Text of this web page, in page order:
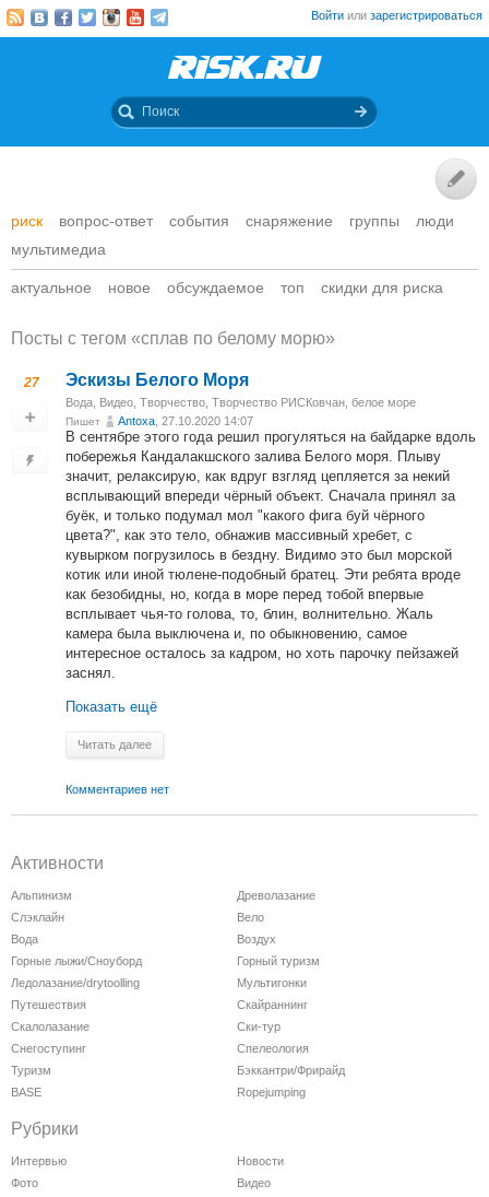
Войти или зарегистрироваться
риск вопрос-ответ события снаряжение группы
люди
мультимедиа
актуальное новое обсуждаемое топ скидки для риска
Посты c тегом «сплав по белому морю»
27 Эскизы Белого Моря
Вода Видео Творчество Творчество РИСКовчан белое море
Пишет Antoxa , 27.10.2020 14:07
В сентябре этого года решил прогуляться на байдарке вдоль
побережья Кандалакшского залива Белого моря. Плыву
значит, релаксирую, как вдруг взгляд цепляется за некий
всплывающий впереди чёрный объект. Сначала принял за
буёк, и только подумал мол "какого фига буй чёрного
цвета?", как это тело, обнажив массивный хребет, с
кувырком погрузилось в бездну. Видимо это был морской
котик или иной тюлене-подобный братец. Эти ребята вроде
как безобидны, но, когда в море перед тобой впервые
всплывает чья-то голова, то, блин, волнительно. Жаль
камера была выключена и, по обыкновению, самое
интересное осталось за кадром, но хоть парочку пейзажей
заснял.
Показать ещё
Читать далее
Комментариев нет
Активности
Альпинизм
Древолазание
Слэклайн
Вело
Вода
Воздух
Горные лыжи/Сноуборд
Горный туризм
Ледолазание/drytoolling
Мультигонки
Путешествия
Скайраннинг
Скалолазание
Ски-тур
Снегоступинг
Спелеология
Туризм
Бэккантри/Фрирайд
BASE
Ropejumping
Рубрики
Интервью
Новости
Фото
Видео